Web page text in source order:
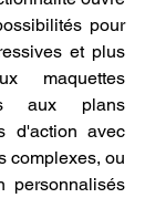
pour
et plus
maquettes
aux plans
d'action avec
complexes, ou
personnalisés